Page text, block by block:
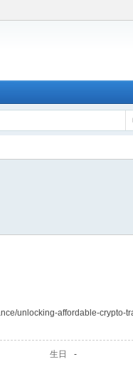
unlocking-affordable-crypto-
生日 -